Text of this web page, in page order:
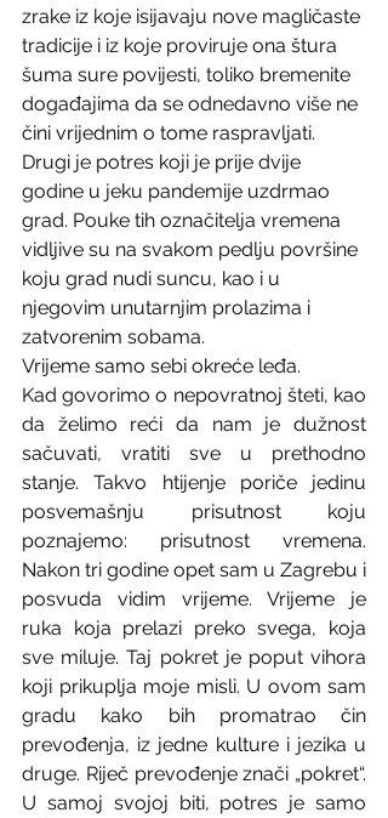
zrake iz koje isijavaju nove magličaste
tradicije i iz koje proviruje ona štura
šuma sure povijesti, toliko bremenite
događajima da se odnedavno više ne
čini vrijednim o tome raspravljati.
Drugi je potres koji je prije dvije
godine u jeku pandemije uzdrmao
grad. Pouke tih označitelja vremena
vidljive su na svakom pedlju površine
koju grad nudi suncu, kao i u
njegovim unutarnjim prolazima i
zatvorenim sobama.
Vrijeme samo sebi okreće leđa.
Kad govorimo o nepovratnoj šteti, kao
da želimo reći da nam je dužnost
sačuvati, vratiti sve u prethodno
stanje. Takvo htijenje poriče jedinu
posvemašnju prisutnost koju
poznajemo: prisutnost vremena.
Nakon tri godine opet sam u Zagrebu i
posvuda vidim vrijeme. Vrijeme je
ruka koja prelazi preko svega, koja
sve miluje. Taj pokret je poput vihora
koji prikuplja moje misli. U ovom sam
gradu kako bih promatrao čin
prevođenja, iz jedne kulture i jezika u
druge. Riječ prevođenje znači „pokret“.
U samoj svojoj biti, potres je samo